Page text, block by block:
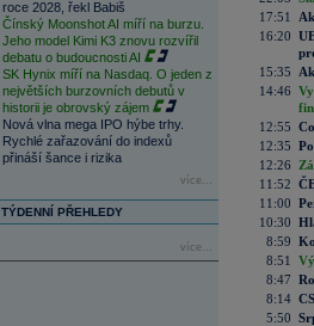
roce 2028, řekl Babiš
Čínský Moonshot AI míří na burzu.
Jeho model Kimi K3 znovu rozvířil
debatu o budoucnosti AI
SK Hynix míří na Nasdaq. O jeden z
největších burzovních debutů v
historii je obrovský zájem
Nová vlna mega IPO hýbe trhy.
Rychlé zařazování do indexů
přináší šance i rizika
více...
TÝDENNÍ PŘEHLEDY
více...
17:51
16:20
15:35
14:46
12:55
12:35
12:26
11:52
11:00
10:30
8:59
8:51
8:47
8:14
5:50